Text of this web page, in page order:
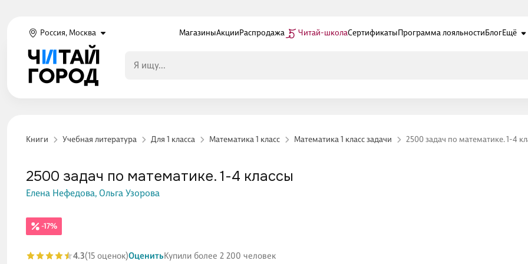
Россия, Москва МагазиныАкцииРаспродажа Читай-школаСертификатыПрограмма лояльностиБлогЕщё
Книги Учебная литература Для 1 класса Математика 1 класс Математика 1 класс задачи 2500 задач по математике. 1-4
-17%
2500 задач по математике. 1-4 классы
Елена Нефедова, Ольга Узорова
4.3(15 оценок)ОценитьКупили более 2 200 человек